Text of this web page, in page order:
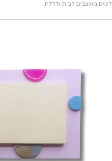
מעוצבים לבית ולדלת